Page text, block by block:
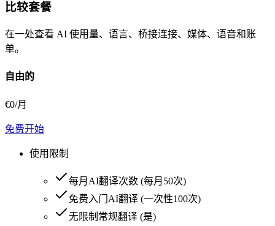
比较套餐
在一处查看 AI 使用量、语言、桥接连接、媒体、语音和账
单。
自由的
€0/月
免费开始
使用限制
每月AI翻译次数 (每月50次)
免费入门AI翻译 (一次性100次)
无限制常规翻译 (是)